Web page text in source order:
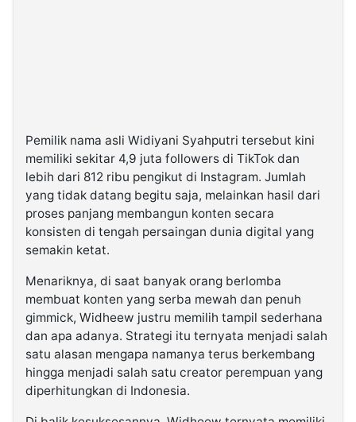
Pemilik nama asli Widiyani Syahputri tersebut kini
memiliki sekitar 4,9 juta followers di TikTok dan
lebih dari 812 ribu pengikut di Instagram. Jumlah
yang tidak datang begitu saja, melainkan hasil dari
proses panjang membangun konten secara
konsisten di tengah persaingan dunia digital yang
semakin ketat.
Menariknya, di saat banyak orang berlomba
membuat konten yang serba mewah dan penuh
gimmick, Widheew justru memilih tampil sederhana
dan apa adanya. Strategi itu ternyata menjadi salah
satu alasan mengapa namanya terus berkembang
hingga menjadi salah satu creator perempuan yang
diperhitungkan di Indonesia.